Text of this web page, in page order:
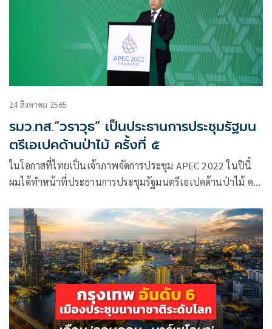
24 สิงหาคม 2565
รมว.ทส.“วราวุธ” เป็นประธานการประชุมรัฐมน
ตรีเอเปคด้านป่าไม้ ครั้งที่ ๕
ในโอกาสที่ไทยเป็นเจ้าภาพจัดการประชุม APEC 2022 ในปีนี้
ผมได้ทำหน้าที่ประธานการประชุมรัฐมนตรีเอเปคด้านป่าไม้ ครั้ง
for Forestry